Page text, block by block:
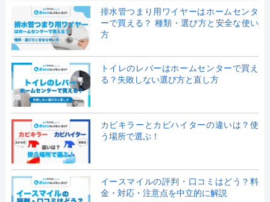
排水管つまり用ワイヤーはホームセンタ
ーで買える？ 種類・選び方と安全な使い
方
トイレのレバーはホームセンターで買え
る？失敗しない選び方と直し方
カビキラーとカビハイターの違いは？使
う場所で選ぶ！
イースマイルの評判・口コミはどう？料
金・対応・注意点を中立的に解説